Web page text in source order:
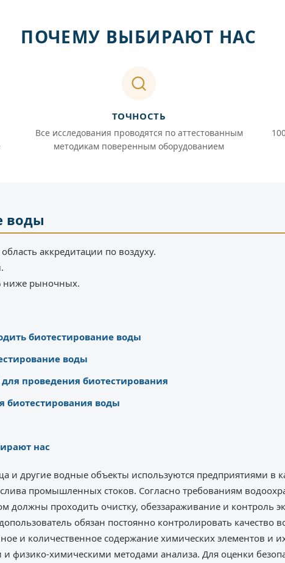
ПОЧЕМУ ВЫБИРАЮТ НАС
ТОЧНОСТЬ
Все исследования проводятся по аттестованным
методикам поверенным оборудованием
воды
аккредитации по воздуху.
ниже рыночных.
биотестирование воды
воды
проведения биотестирования
биотестирования воды
нас
и другие водные объекты используются предприятиями в
промышленных стоков. Согласно требованиям
должны проходить очистку, обеззараживание и контроль
обязан постоянно контролировать качество
и количественное содержание химических элементов и
и физико-химическими методами анализа. Для оценки